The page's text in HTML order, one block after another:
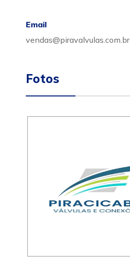
Email
vendas@piravalvulas.com.br
Fotos